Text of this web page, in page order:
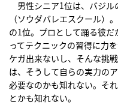
男性シニア1位は、バジル
（ソウダバレエスクール）
の1位。プロとして踊る彼
ってテクニックの習得に力
ケガ出来ないし、そんな挑
は、そうして自らの実力の
必要なのかも知れない。そ
とかも知れない。